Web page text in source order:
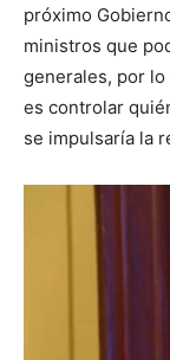
próximo
ministros que
generales, por
es controlar
se impulsaría la